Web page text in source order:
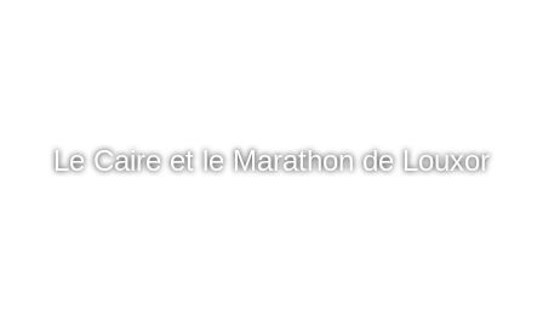
Le Caire et le Marathon de Louxor